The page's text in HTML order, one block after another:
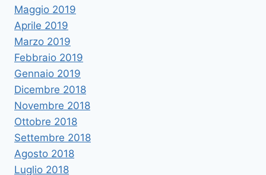
Maggio 2019
Aprile 2019
Marzo 2019
Febbraio 2019
Gennaio 2019
Dicembre 2018
Novembre 2018
Ottobre 2018
Settembre 2018
Agosto 2018
Luglio 2018